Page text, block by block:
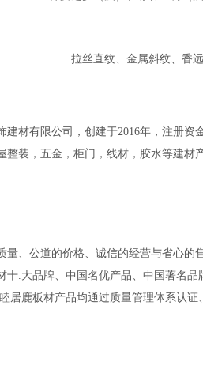
拉丝直纹、金属斜纹、香
材有限公司，创建于2016年，注册
装，五金，柜门，线材，胶水等建材
量、公道的价格、诚信的经营与省心
.大品牌、中国名优产品、中国著名
居鹿板材产品均通过质量管理体系认